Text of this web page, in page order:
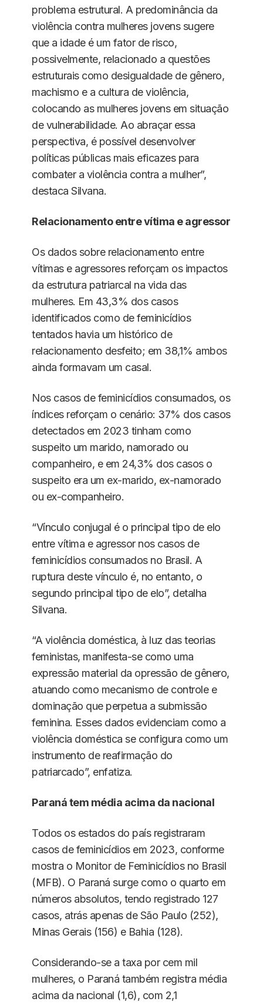
problema estrutural. A predominância da
violência contra mulheres jovens sugere
que a idade é um fator de risco,
possivelmente, relacionado a questões
estruturais como desigualdade de gênero,
machismo e a cultura de violência,
colocando as mulheres jovens em situação
de vulnerabilidade. Ao abraçar essa
perspectiva, é possível desenvolver
políticas públicas mais eficazes para
combater a violência contra a mulher”,
destaca Silvana.
Relacionamento entre vítima e agressor
Os dados sobre relacionamento entre
vítimas e agressores reforçam os impactos
da estrutura patriarcal na vida das
mulheres. Em 43,3% dos casos
identificados como de feminicídios
tentados havia um histórico de
relacionamento desfeito; em 38,1% ambos
ainda formavam um casal.
Nos casos de feminicídios consumados, os
índices reforçam o cenário: 37% dos casos
detectados em 2023 tinham como
suspeito um marido, namorado ou
companheiro, e em 24,3% dos casos o
suspeito era um ex-marido, ex-namorado
ou ex-companheiro.
“Vínculo conjugal é o principal tipo de elo
entre vítima e agressor nos casos de
feminicídios consumados no Brasil. A
ruptura deste vínculo é, no entanto, o
segundo principal tipo de elo”, detalha
Silvana.
“A violência doméstica, à luz das teorias
feministas, manifesta-se como uma
expressão material da opressão de gênero,
atuando como mecanismo de controle e
dominação que perpetua a submissão
feminina. Esses dados evidenciam como a
violência doméstica se configura como um
instrumento de reafirmação do
patriarcado”, enfatiza.
Paraná tem média acima da nacional
Todos os estados do país registraram
casos de feminicídios em 2023, conforme
mostra o Monitor de Feminicídios no Brasil
(MFB). O Paraná surge como o quarto em
números absolutos, tendo registrado 127
casos, atrás apenas de São Paulo (252),
Minas Gerais (156) e Bahia (128).
Considerando-se a taxa por cem mil
mulheres, o Paraná também registra média
acima da nacional (1,6), com 2,1